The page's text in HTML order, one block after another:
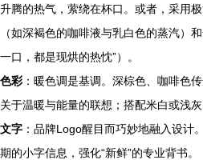
升腾的热气，萦绕在杯口。或者，采用
（如深褐色的咖啡液与乳白色的蒸汽）
一口，都是现烘的热忱”）。
色彩 ：暖色调是基调。深棕色、咖啡色
关于温暖与能量的联想；搭配米白或浅灰
文字 ：品牌Logo醒目而巧妙地融入设计
期的小字信息，强化“新鲜”的专业背书。